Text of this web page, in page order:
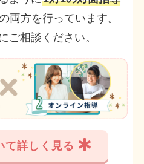
両方を行っています。
ご相談ください。
て詳しく見る